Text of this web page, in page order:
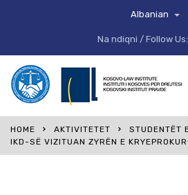
Albanian
Na ndiqni / Follow Us:
HOME AKTIVITETET
STUDENTËT
IKD-SË VIZITUAN ZYRËN E